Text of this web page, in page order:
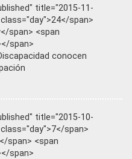
title="2015-11-
span>
span> <span
span>
conocen
title="2015-10-
span>
span> <span
span>